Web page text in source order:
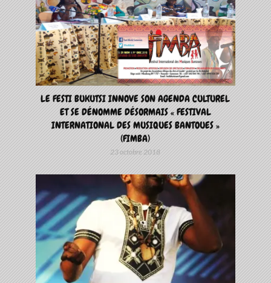
LE FESTI BUKUTSI INNOVE SON AGENDA CULTUREL
ET SE DÉNOMME DÉSORMAIS « FESTIVAL
INTERNATIONAL DES MUSIQUES BANTOUES »
(FIMBA)
23 octobre 2018